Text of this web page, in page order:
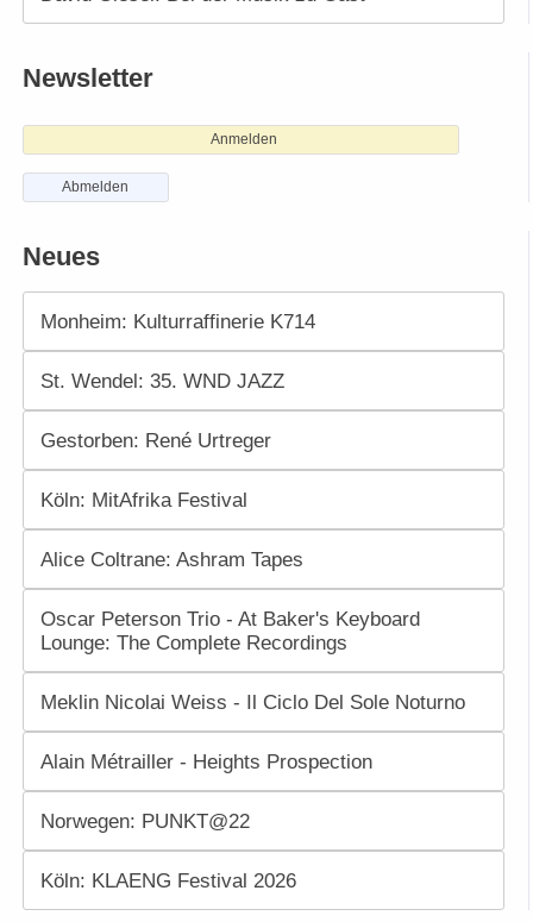
Newsletter
Anmelden
Abmelden
Neues
Monheim: Kulturraffinerie K714
St. Wendel: 35. WND JAZZ
Gestorben: René Urtreger
Köln: MitAfrika Festival
Alice Coltrane: Ashram Tapes
Oscar Peterson Trio - At Baker's Keyboard
Lounge: The Complete Recordings
Meklin Nicolai Weiss - Il Ciclo Del Sole Noturno
Alain Métrailler - Heights Prospection
Norwegen: PUNKT@22
Köln: KLAENG Festival 2026